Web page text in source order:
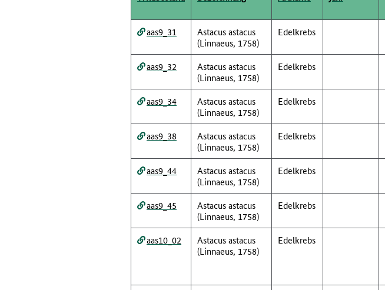
aas9_31
Astacus astacus
(Linnaeus, 1758)
Edelkrebs
aas9_32
Astacus astacus
(Linnaeus, 1758)
Edelkrebs
aas9_34
Astacus astacus
(Linnaeus, 1758)
Edelkrebs
aas9_38
Astacus astacus
(Linnaeus, 1758)
Edelkrebs
aas9_44
Astacus astacus
(Linnaeus, 1758)
Edelkrebs
aas9_45
Astacus astacus
(Linnaeus, 1758)
Edelkrebs
aas10_02
Astacus astacus
(Linnaeus, 1758)
Edelkrebs